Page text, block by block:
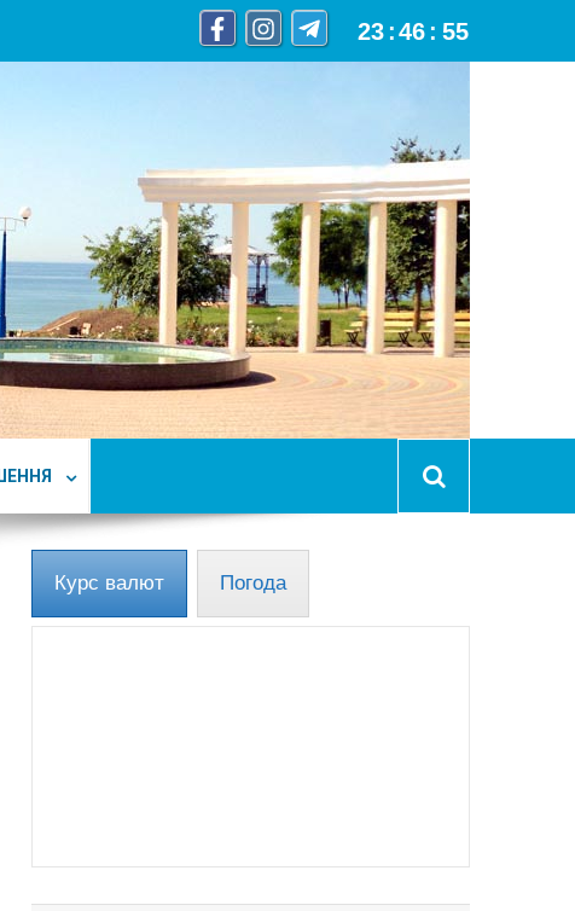
23 :46 : 56
Курс валют Погода